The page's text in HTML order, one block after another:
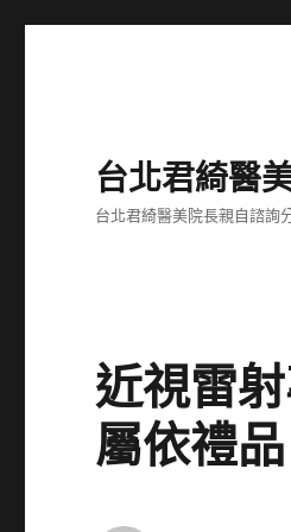
台北君綺醫
台北君綺醫美院長親自諮詢
近視雷
屬依禮品